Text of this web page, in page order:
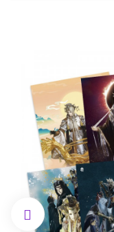
